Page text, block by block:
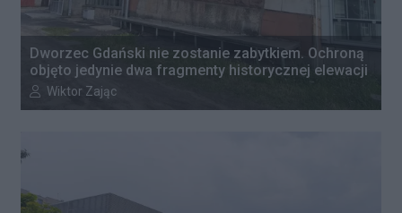
Dworzec Gdański nie zostanie zabytkiem. Ochroną
objęto jedynie dwa fragmenty historycznej elewacji
Autor artykułu:
Wiktor Zając